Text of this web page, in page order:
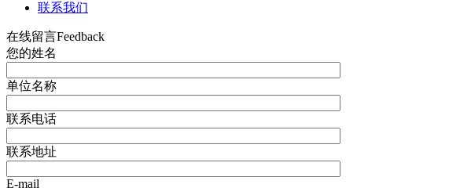
联系我们
在线留言Feedback
您的姓名
单位名称
联系电话
联系地址
E-mail